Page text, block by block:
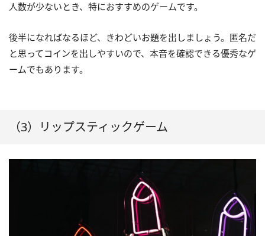
人数が少ないとき、特におすすめのゲームです。
後半になればなるほど、きわどいお題を出しましょう。匿名だ
と思ってコインを出しやすいので、本音を確認できる優秀なゲ
ームでもあります。
（3）リップスティックゲーム